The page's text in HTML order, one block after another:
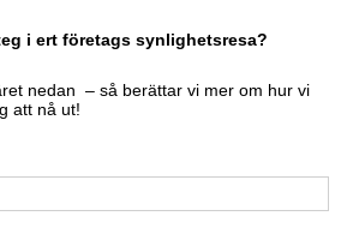
i ert företags synlighetsresa?
nedan – så berättar vi mer om hur vi
att nå ut!